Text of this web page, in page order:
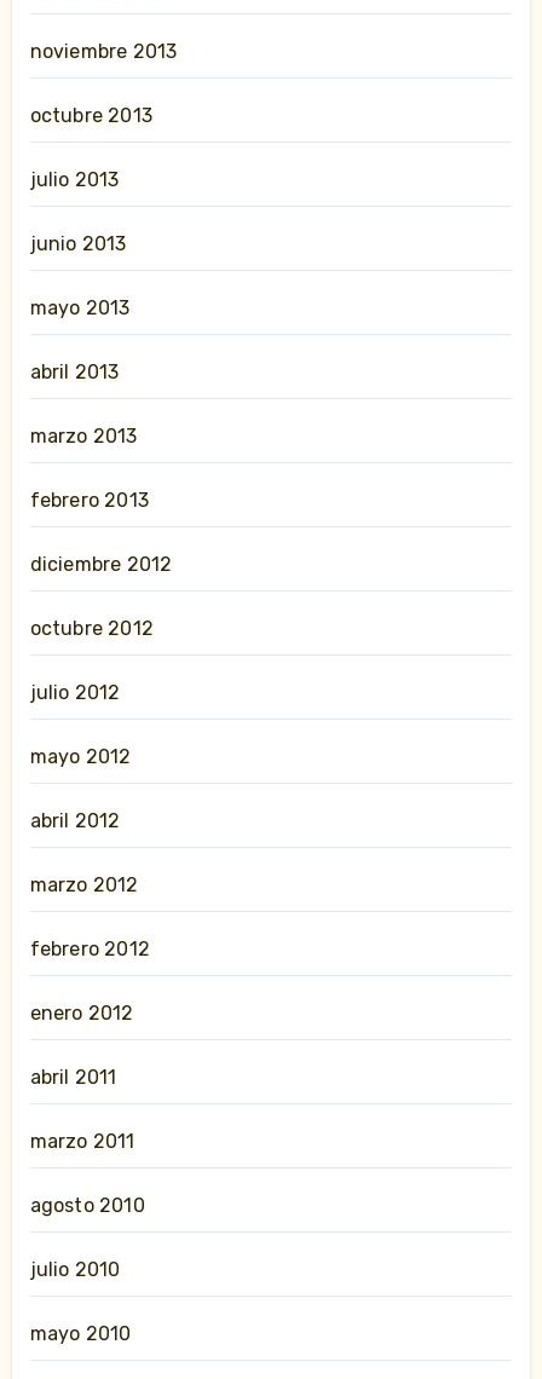
noviembre 2013
octubre 2013
julio 2013
junio 2013
mayo 2013
abril 2013
marzo 2013
febrero 2013
diciembre 2012
octubre 2012
julio 2012
mayo 2012
abril 2012
marzo 2012
febrero 2012
enero 2012
abril 2011
marzo 2011
agosto 2010
julio 2010
mayo 2010